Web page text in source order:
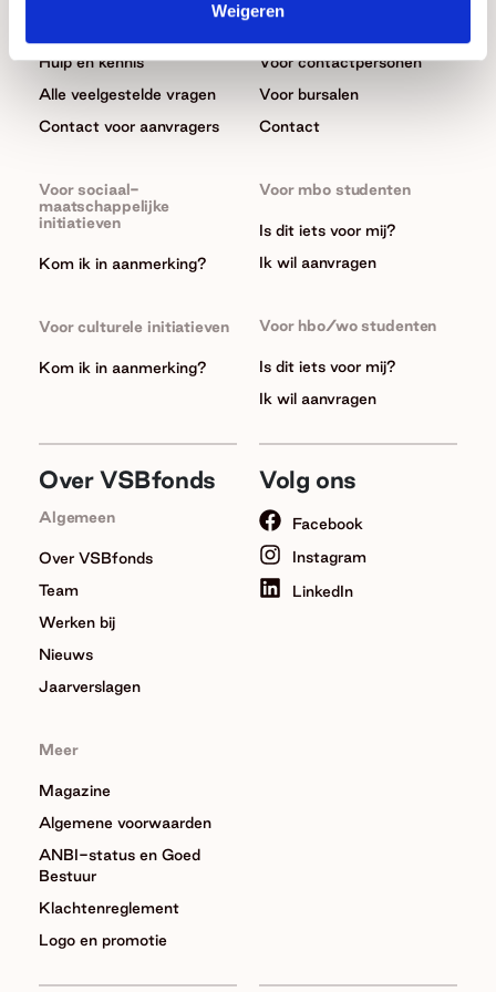
Weigeren
Hulp en kennis
Alle veelgestelde vragen
Contact voor aanvragers
Voor sociaal-
maatschappelijke
initiatieven
Kom ik in aanmerking?
Voor culturele initiatieven
Kom ik in aanmerking?
Voor contactpersonen
Voor bursalen
Contact
Voor mbo studenten
Is dit iets voor mij?
Ik wil aanvragen
Voor hbo/wo studenten
Is dit iets voor mij?
Ik wil aanvragen
Over VSBfonds
Algemeen
Over VSBfonds
Team
Werken bij
Nieuws
Jaarverslagen
Meer
Magazine
Algemene voorwaarden
ANBI-status en Goed
Bestuur
Klachtenreglement
Logo en promotie
Volg ons
Facebook
Instagram
LinkedIn